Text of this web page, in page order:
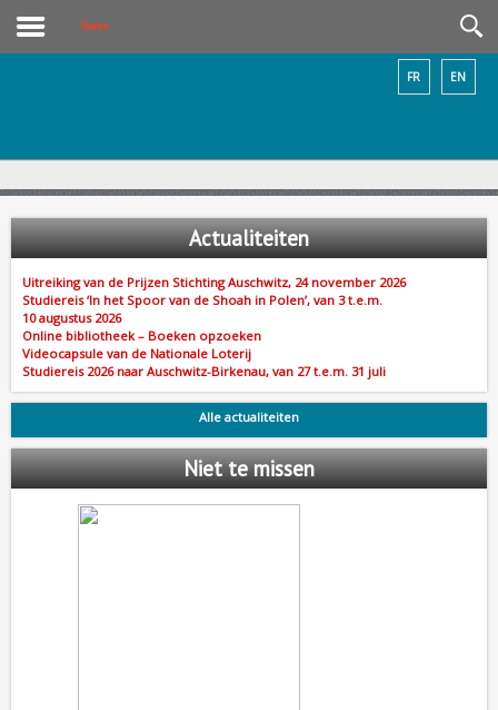
Home
EN
FR
Actualiteiten
Uitreiking van de Prijzen Stichting Auschwitz, 24 november 2026
Studiereis ‘In het Spoor van de Shoah in Polen’, van 3 t.e.m.
10 augustus 2026
Online bibliotheek – Boeken opzoeken
Videocapsule van de Nationale Loterij
Studiereis 2026 naar Auschwitz-Birkenau, van 27 t.e.m. 31 juli
Alle actualiteiten
Niette missen